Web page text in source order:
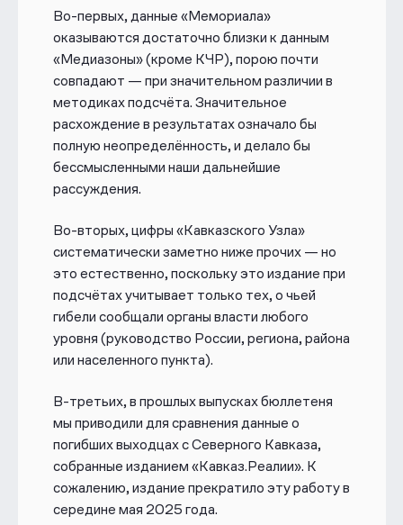
Во-первых, данные «Мемориала»
оказываются достаточно близки к данным
«Медиазоны» (кроме КЧР), порою почти
совпадают — при значительном различии в
методиках подсчёта. Значительное
расхождение в результатах означало бы
полную неопределённость, и делало бы
бессмысленными наши дальнейшие
рассуждения.
Во-вторых, цифры «Кавказского Узла»
систематически заметно ниже прочих — но
это естественно, поскольку это издание при
подсчётах учитывает только тех, о чьей
гибели сообщали органы власти любого
уровня (руководство России, региона, района
или населенного пункта).
В-третьих, в прошлых выпусках бюллетеня
мы приводили для сравнения данные о
погибших выходцах с Северного Кавказа,
собранные изданием «Кавказ.Реалии». К
сожалению, издание прекратило эту работу в
середине мая 2025 года.